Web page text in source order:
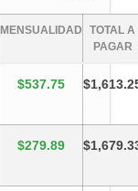
MENSUALIDAD
TOTAL A
PAGAR
$537.75
$279.89